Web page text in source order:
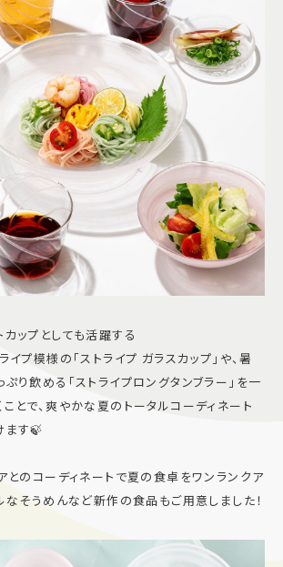
ップとしても活躍する
イプ模様の「ストライプ ガラスカップ」や、暑
り飲める「ストライプロングタンブラー」を一
とで、爽やかな夏のトータルコーディネート
ます🍃
とのコーディネートで夏の食卓をワンランクア
なそうめんなど新作の食品もご用意しました！